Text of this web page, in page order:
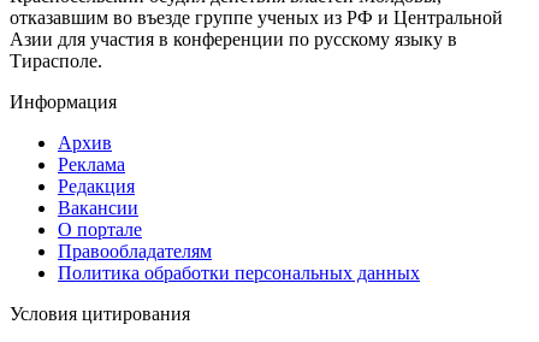
отказавшим во въезде группе ученых из РФ и Центральной
Азии для участия в конференции по русскому языку в
Тирасполе.
Информация
Архив
Реклама
Редакция
Вакансии
О портале
Правообладателям
Политика обработки персональных данных
Условия цитирования